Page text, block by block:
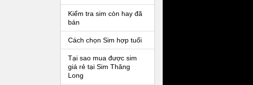
Kiểm tra sim còn hay đã
bán
Cách chọn Sim hợp tuổi
Tại sao mua được sim
giá rẻ tại Sim Thăng
Long